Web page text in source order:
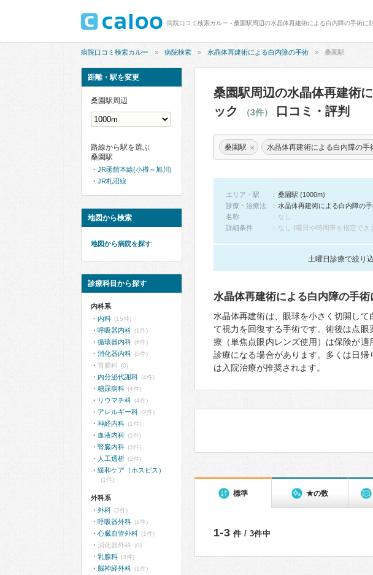
病院口コミ検索カルー 病院検索 水晶体再建術による白内障の手術 桑園駅
桑園駅周辺の水晶体再建術
ック
（3件） 口コミ・評判
桑園駅 × 水晶体再建術による白内障の手
エリア・駅
桑園駅 (1000m)
診療・治療法
水晶体再建術による白内障の
名称
なし
詳細条件
なし (曜日や時間帯を指定でき
土曜日診療で絞り
水晶体再建術による白内障の手術
水晶体再建術は、眼球を小さく切開し
て視力を回復する手術です。術後は点
療（単焦点眼内レンズ使用）は保険が
診療になる場合があります。多くは日
は入院治療が推奨されます。
標準 ★の数
1-3 件 / 3件中
距離・駅を変更
桑園駅周辺
路線から駅を選ぶ
桑園駅
JR函館本線(小樽～旭川)
JR札沼線
地図から検索
地図から病院を探す
診療科目から探す
内科系
内科 (15件)
呼吸器内科 (1件)
循環器内科 (6件)
消化器内科 (5件)
胃腸科 (0)
内分泌代謝科 (4件)
糖尿病科 (4件)
リウマチ科 (4件)
アレルギー科 (2件)
神経内科 (1件)
血液内科 (1件)
腎臓内科 (3件)
人工透析 (2件)
緩和ケア（ホスピス）
(1件)
外科系
外科 (2件)
呼吸器外科 (1件)
心臓血管外科 (1件)
消化器外科 (0)
乳腺科 (3件)
脳神経外科 (1件)